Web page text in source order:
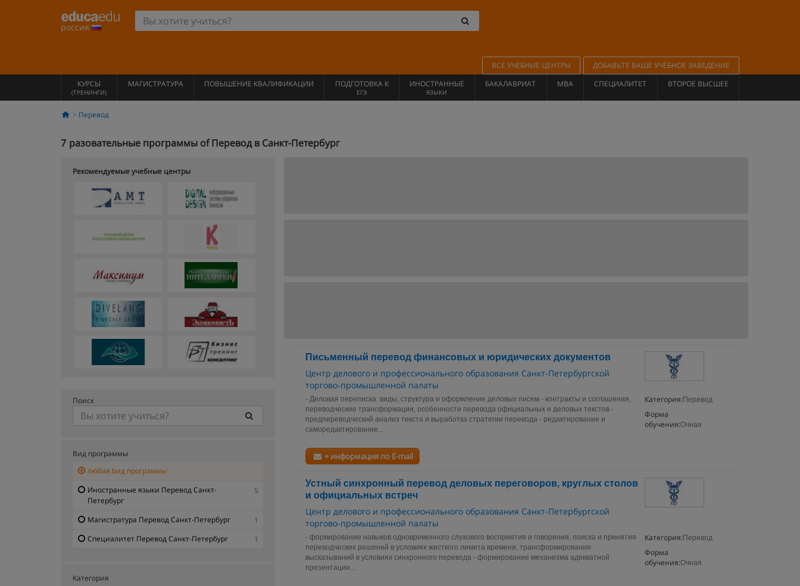
россия
ВСЕ УЧЕБНЫЕ ЦЕНТРЫ
ДОБАВЬТЕ ВАШЕ УЧЕБНОЕ ЗАВЕДЕНИЕ
КУРСЫ
(ТРЕНИНГИ)
МАГИСТРАТУРА ПОВЫШЕНИЕ КВАЛИФИКАЦИИ ПОДГОТОВКА К
ЕГЭ
ИНОСТРАННЫЕ
ЯЗЫКИ
БАКАЛАВРИАТ MBA СПЕЦИАЛИТЕТ ВТОРОЕ ВЫСШЕЕ
Перевод
7 разовательные программы of Перевод в Санкт-Петербург
Письменный перевод финансовых и юридических документов
Центр делового и профессионального образования Санкт-Петербургской
торгово-промышленной палаты
Категория: Перевод
Форма
обучения:Очная
- Деловая переписка: виды, структура и оформление деловых писем - контракты и соглашения,
переводческие трансформации, особенности перевода официальных и деловых текстов -
предпереводческий анализ текста и выработка стратегии перевода - редактирование и
саморедактирование...
+ информация по E-mail
Устный синхронный перевод деловых переговоров, круглых столов
и официальных встреч
Центр делового и профессионального образования Санкт-Петербургской
торгово-промышленной палаты
Категория: Перевод
Форма
обучения:Очная
- формирование навыков одновременного слухового восприятия и говорения, поиска и принятия
переводческих решений в условиях жесткого лимита времени, трансформирования
высказываний в условиях синхронного перевода - формирование механизма адекватной
презентации...
Рекомендуемые учебные центры
Поиск
Вид программы
любая bид программы
Иностранные языки Перевод Санкт-
Петербург
5
Магистратура Перевод Санкт-Петербург
1
Специалитет Перевод Санкт-Петербург
1
Категория